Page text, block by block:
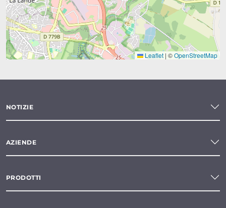
Leaflet | ©OpenStreetMap
NOTIZIE
AZIENDE
PRODOTTI